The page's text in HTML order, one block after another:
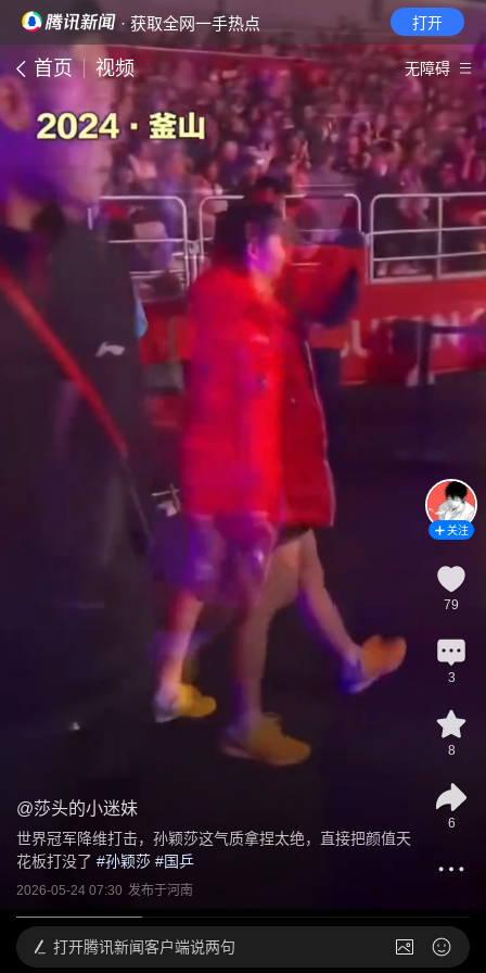
· 获取全网一手热点 打开
首页 视频 无障碍
@莎头的小迷妹
世界冠军降维打击，孙颖莎这气质拿捏太绝，直接把颜值天
花板打没了 #孙颖莎 #国乒
2026-05-24 07:30 发布于河南
关注
79
3
8
6
打开腾讯新闻客户端说两句